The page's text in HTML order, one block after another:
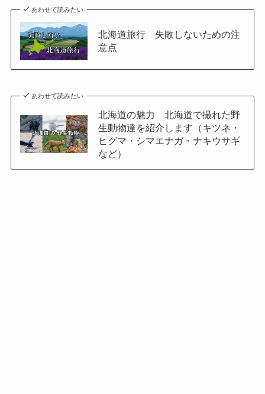
あわせて読みたい
北海道旅行 失敗しないための注
意点
あわせて読みたい
北海道の魅力 北海道で撮れた野
生動物達を紹介します（キツネ・
ヒグマ・シマエナガ・ナキウサギ
など）